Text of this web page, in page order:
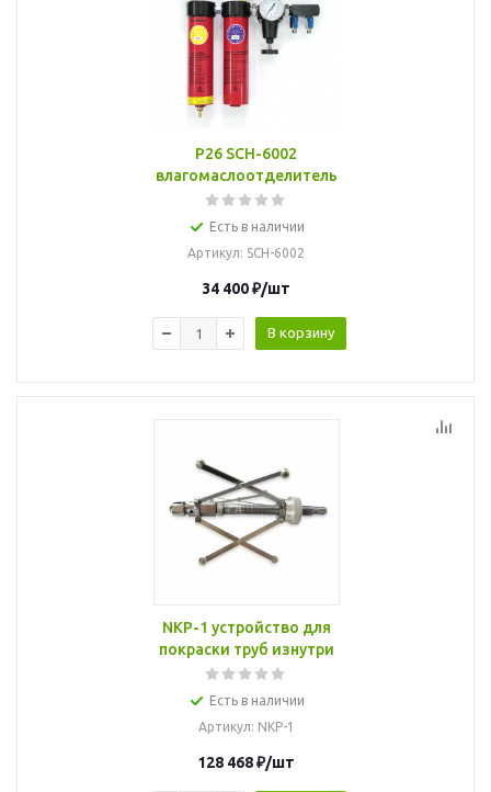
P26 SCH-6002
влагомаслоотделитель
Есть в наличии
Артикул: SCH-6002
34 400₽/шт
В корзину
NKP-1 устройство для
покраски труб изнутри
Есть в наличии
Артикул: NKP-1
128 468₽/шт